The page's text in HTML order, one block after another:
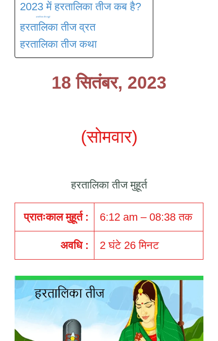
2023 में हरतालिका तीज कब है?
हरतालिका तीज मुहूर्त
हरतालिका तीज व्रत
हरतालिका तीज कथा
18 सितंबर, 2023
(सोमवार)
हरतालिका तीज मुहूर्त
प्रातःकाल मुहूर्त : 6:12 am – 08:38 तक
अवधि : 2 घंटे 26 मिनट